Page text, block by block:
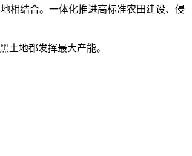
相结合。一体化推进高标准农田建设、侵
地都发挥最大产能。